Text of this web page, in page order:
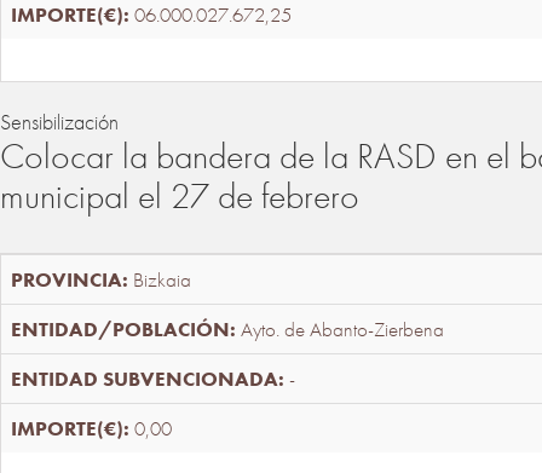
06.000.027.672,25
Sensibilización
Colocar la bandera de la RASD en el
municipal el 27 de febrero
Bizkaia
Ayto. de Abanto-Zierbena
-
0,00